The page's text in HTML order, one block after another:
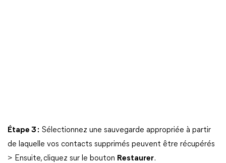
Étape 3 : Sélectionnez une sauvegarde appropriée à partir
de laquelle vos contacts supprimés peuvent être récupérés
> Ensuite, cliquez sur le bouton Restaurer.